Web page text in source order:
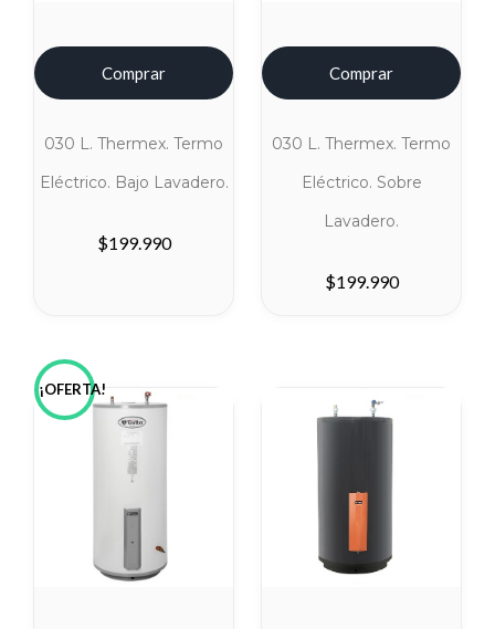
Comprar
030 L. Thermex. Termo
Eléctrico. Bajo Lavadero.
$199.990
Comprar
030 L. Thermex. Termo
Eléctrico. Sobre
Lavadero.
$199.990
¡OFERTA!